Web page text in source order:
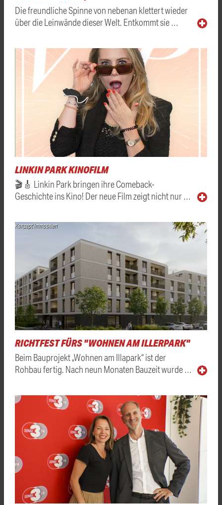
Die freundliche Spinne von nebenan klettert wieder
über die Leinwände dieser Welt. Entkommt sie …
LINKIN PARK KINOFILM
🎬🎸 Linkin Park bringen ihre Comeback-
Geschichte ins Kino! Der neue Film zeigt nicht nur …
Konzept Immobilien
RICHTFEST FÜRS "WOHNEN AM ILLERPARK"
Beim Bauprojekt „Wohnen am Illapark“ ist der
Rohbau fertig. Nach neun Monaten Bauzeit wurde …